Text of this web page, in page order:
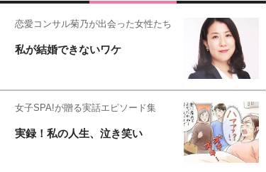
恋愛コンサル菊乃が出会った女性たち
私が結婚できないワケ
女子SPA!が贈る実話エピソード集
実録！私の人生、泣き笑い